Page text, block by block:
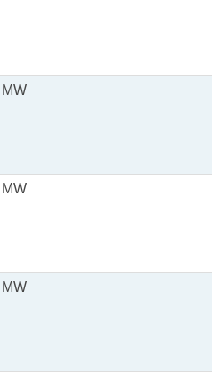
MW
MW
MW